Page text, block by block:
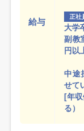
給与
正社
大学
副教
円以
中途
せて
[年
る）